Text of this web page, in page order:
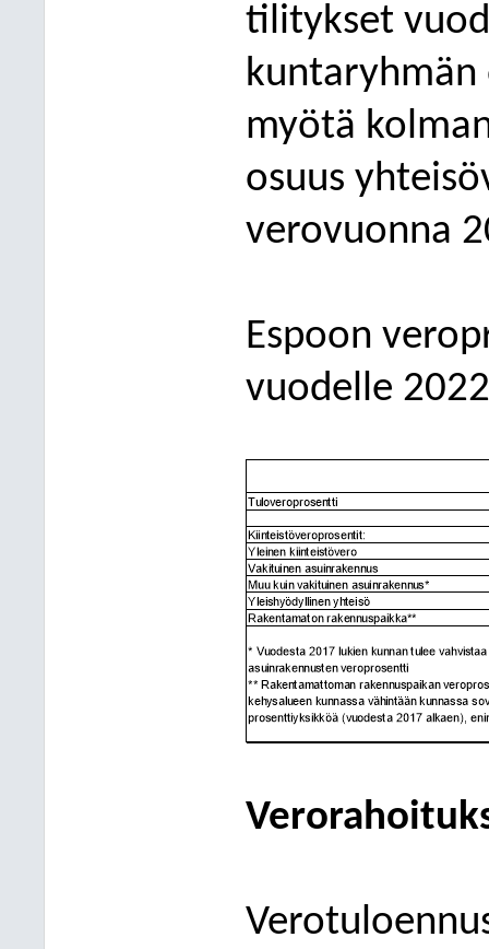
tilitykset
kuntaryhmän
myötä
osuus
verovuonna
Espoon
vuodelle